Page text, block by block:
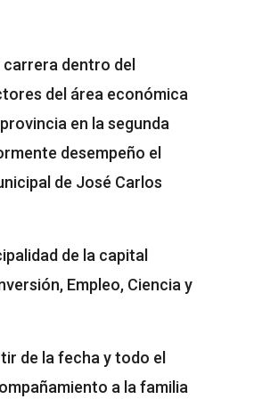
dentro del
del área económica
en la segunda
desempeño el
de José Carlos
de la capital
Empleo, Ciencia y
de la fecha y todo el
a la familia